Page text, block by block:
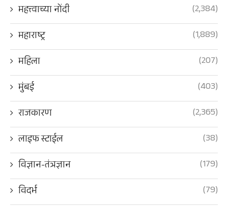
महत्त्वाच्या नोंदी
(2,384)
महाराष्ट्र
(1,889)
महिला
(207)
मुंबई
(403)
राजकारण
(2,365)
लाइफ स्टाईल
(38)
विज्ञान-तंत्रज्ञान
(179)
विदर्भ
(79)